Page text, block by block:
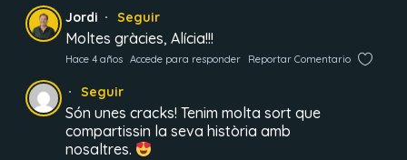
Jordi Seguir
Moltes gràcies, Alícia!!!
Hace 4 años Accede para responder Reportar Comentario
Seguir
Són unes cracks! Tenim molta sort que
compartissin la seva història amb
nosaltres.